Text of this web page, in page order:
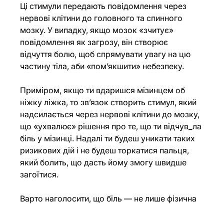
Ці стимули передають повідомлення через
нервові клітини до головного та спинного
мозку. У випадку, якщо мозок «зчитує»
повідомлення як загрозу, він створює
відчуття болю, щоб спрямувати увагу на цю
частину тіла, аби «пом’якшити» небезпеку.
Приміром, якщо ти вдаришся мізинцем об
ніжку ліжка, то зв’язок створить стимул, який
надсилається через нервові клітини до мозку,
що «ухвалює» рішення про те, що ти відчув_ла
біль у мізинці. Надалі ти будеш уникати таких
ризикових дій і не будеш торкатися пальця,
який болить, що дасть йому змогу швидше
загоїтися.
Варто наголосити, що біль — не лише фізична